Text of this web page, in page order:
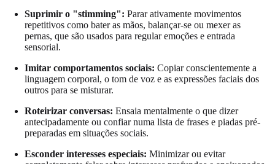
Suprimir o "stimming": Parar ativamente movimentos
repetitivos como bater as mãos, balançar-se ou mexer as
pernas, que são usados para regular emoções e entrada
sensorial.
Imitar comportamentos sociais: Copiar conscientemente a
linguagem corporal, o tom de voz e as expressões faciais dos
outros para se misturar.
Roteirizar conversas: Ensaia mentalmente o que dizer
antecipadamente ou confiar numa lista de frases e piadas pré-
preparadas em situações sociais.
Esconder interesses especiais: Minimizar ou evitar